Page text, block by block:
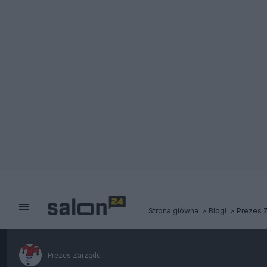
Strona główna Blogi Prezes
Prezes Zarządu